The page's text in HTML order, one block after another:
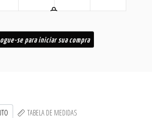
se para iniciar sua compra
TABELA DE MEDIDAS